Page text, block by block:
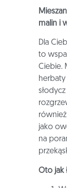
malin i
Dla
to
Ciebie.
herbaty
jako
na
Oto jak